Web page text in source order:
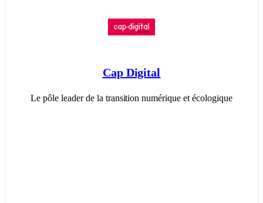
Cap Digital
Le pôle leader de la transition numérique et écologique